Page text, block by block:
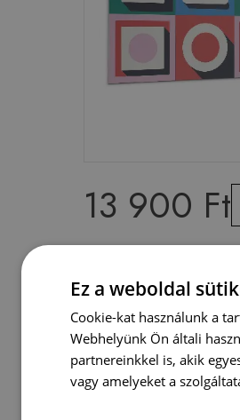
13 900 Ft
árnyékokkal
Ez a weboldal
Cookie-kat használunk a
Webhelyünk Ön általi
partnereinkkel is, akik
vagy amelyeket a